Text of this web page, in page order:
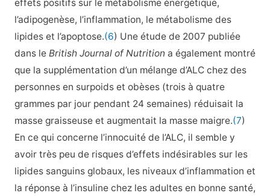
effets positifs sur le métabolisme énergétique,
l’adipogenèse, l’inflammation, le métabolisme des
lipides et l’apoptose.(6) Une étude de 2007 publiée
dans le British Journal of Nutrition a également montré
que la supplémentation d’un mélange d’ALC chez des
personnes en surpoids et obèses (trois à quatre
grammes par jour pendant 24 semaines) réduisait la
masse graisseuse et augmentait la masse maigre.(7)
En ce qui concerne l’innocuité de l’ALC, il semble y
avoir très peu de risques d’effets indésirables sur les
lipides sanguins globaux, les niveaux d’inflammation et
la réponse à l’insuline chez les adultes en bonne santé,